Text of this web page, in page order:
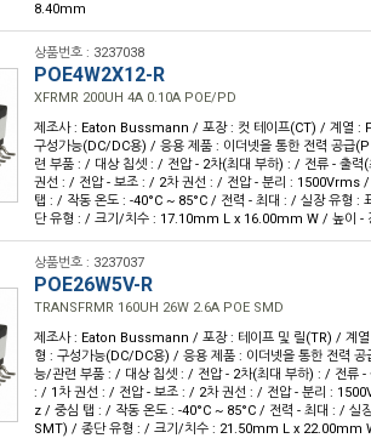
8.40mm
상품번호 : 3237038
POE4W2X12-R
XFRMR 200UH 4A 0.10A POE/PD
제조사 : Eaton Bussmann / 포장 : 컷 테이프(CT) / 계열 :
구성가능(DC/DC용) / 응용 제품 : 이더넷을 통한 전력 공급
련 부품 : / 대상 칩셋 : / 전압 - 2차(최대 부하) : / 전류 - 출
권선 : / 전압 - 보조 : / 2차 권선 : / 전압 - 분리 : 1500Vrms
탭 : / 작동 온도 : -40°C ~ 85°C / 전력 - 최대 : / 실장 유형 :
단 유형 : / 크기/치수 : 17.10mm L x 16.00mm W / 높이 -
상품번호 : 3237037
POE26W5V-R
TRANSFRMR 160UH 26W 2.6A POE SMD
제조사 : Eaton Bussmann / 포장 : 테이프 및 릴(TR) / 계
형 : 구성가능(DC/DC용) / 응용 제품 : 이더넷을 통한 전력
능/관련 부품 : / 대상 칩셋 : / 전압 - 2차(최대 부하) : / 전류
: / 1차 권선 : / 전압 - 보조 : / 2차 권선 : / 전압 - 분리 :
z / 중심 탭 : / 작동 온도 : -40°C ~ 85°C / 전력 - 최대 : / 실
SMT) / 종단 유형 : / 크기/치수 : 21.50mm L x 22.00mm